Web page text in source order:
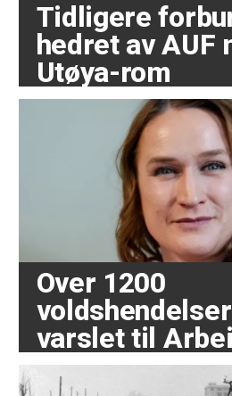
Tidligere
hedret av AUF
Utøya-rom
Over 1200
varslet til